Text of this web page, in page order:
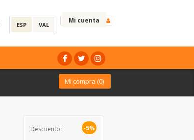
Mi cuenta
ESP VAL
Mi compra (0)
Descuento: -5%